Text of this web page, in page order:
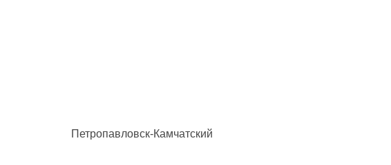
Петропавловск-Камчатский